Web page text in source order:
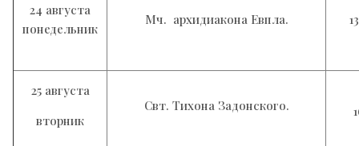
24 августа
понедельник
Мч. архидиакона Евпла.
25 августа
вторник
Свт. Тихона Задонского.